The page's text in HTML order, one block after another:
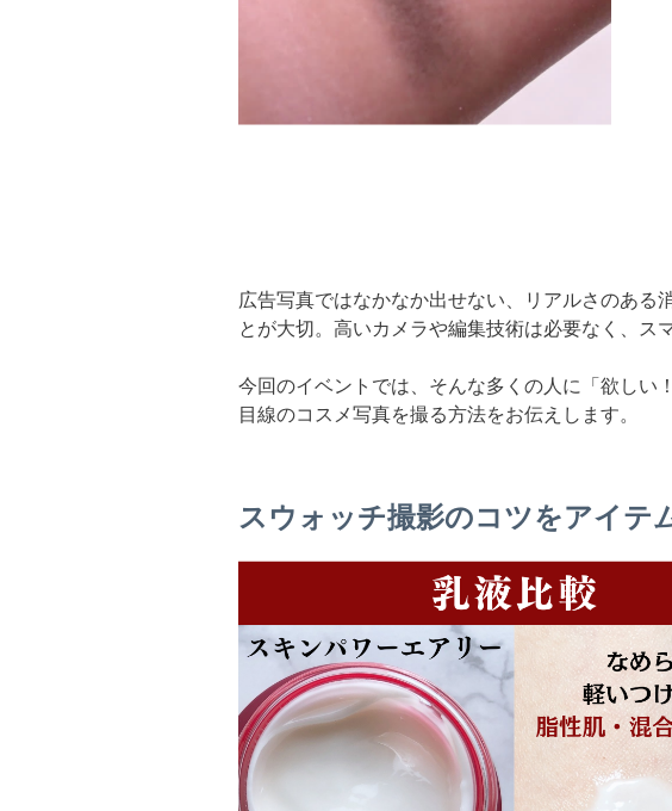
広告写真ではなかなか出せない、リアルさのある
とが大切。高いカメラや編集技術は必要なく、ス
今回のイベントでは、そんな多くの人に「欲しい
目線のコスメ写真を撮る方法をお伝えします。
スウォッチ撮影のコツをアイテ